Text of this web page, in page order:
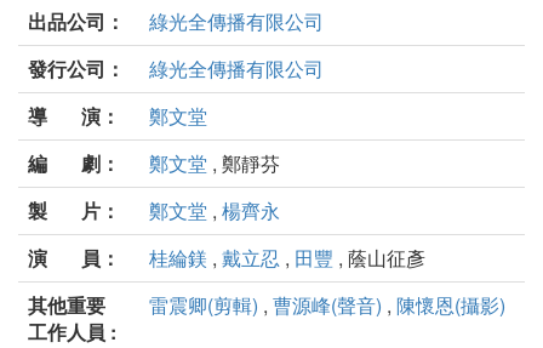
出品公司：
綠光全傳播有限公司
發行公司：
綠光全傳播有限公司
導 演：
鄭文堂
編 劇：
鄭文堂 , 鄭靜芬
製 片：
鄭文堂 , 楊齊永
演 員：
桂綸鎂 , 戴立忍 , 田豐 , 蔭山征彥
其他重要
工作人員 :
雷震卿(剪輯) , 曹源峰(聲音) , 陳懷恩(攝影)